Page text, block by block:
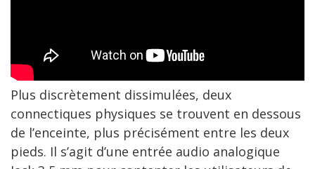
Plus discrètement dissimulées, deux
connectiques physiques se trouvent en dessous
de l’enceinte, plus précisément entre les deux
pieds. Il s’agit d’une entrée audio analogique